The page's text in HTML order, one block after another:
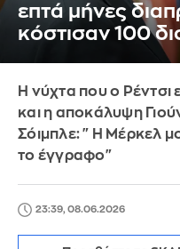
επτά μήνες
κόστισαν 100
Η νύχτα που ο Ρέντσι
και η αποκάλυψη
Σόιμπλε: "Η Μέρκελ
το έγγραφο"
23:39, 08.06.2026